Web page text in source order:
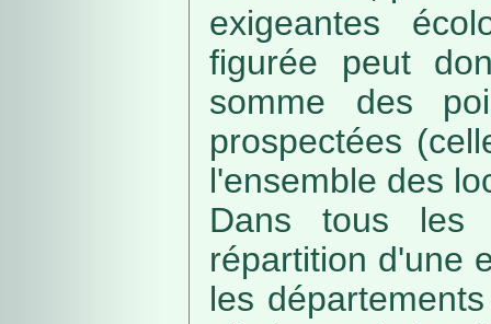
exigeantes
figurée peut
somme des
prospectées
l'ensemble des
Dans tous les
répartition d'une
les